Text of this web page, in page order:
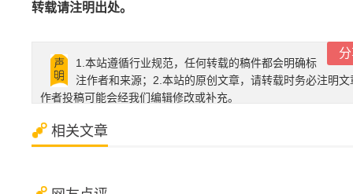
转载请注明出处。
1.本站遵循行业规范，任何转载的稿件都会明确标
注作者和来源；2.本站的原创文章，请转载时务必注明
作者投稿可能会经我们编辑修改或补充。
相关文章